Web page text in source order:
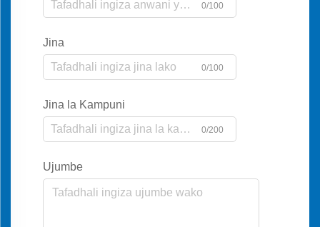
0/100
Jina
0/100
Jina la Kampuni
0/200
Ujumbe